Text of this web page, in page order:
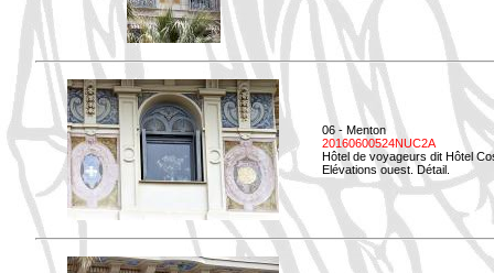
06 - Menton
20160600524NUC2A
Hôtel de voyageurs dit Hôtel
Elévations ouest. Détail.